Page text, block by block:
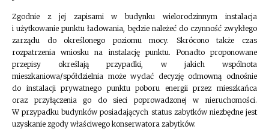
Zgodnie z jej zapisami w budynku wielorodzinnym instalacja
i użytkowanie punktu ładowania, będzie należeć do czynność zwykłego
zarządu do określonego poziomu mocy. Skrócono także czas
rozpatrzenia wniosku na instalację punktu. Ponadto proponowane
przepisy określają przypadki, w jakich wspólnota
mieszkaniowa/spółdzielnia może wydać decyzję odmowną odnośnie
do instalacji prywatnego punktu poboru energii przez mieszkańca
oraz przyłączenia go do sieci poprowadzonej w nieruchomości.
W przypadku budynków posiadających status zabytków niezbędne jest
uzyskanie zgody właściwego konserwatora zabytków.